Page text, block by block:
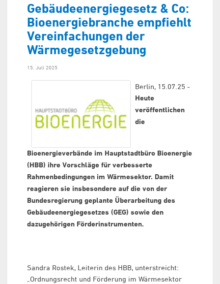
Gebäudeenergiegesetz & Co:
Bioenergiebranche empfiehlt
Vereinfachungen der
Wärmegesetzgebung
15. Juli 2025
Berlin, 15.07.25 -
Heute
veröffentlichen
die
Bioenergieverbände im Hauptstadtbüro Bioenergie
(HBB) ihre Vorschläge für verbesserte
Rahmenbedingungen im Wärmesektor. Damit
reagieren sie insbesondere auf die von der
Bundesregierung geplante Überarbeitung des
Gebäudeenergiegesetzes (GEG) sowie den
dazugehörigen Förderinstrumenten.
Sandra Rostek, Leiterin des HBB, unterstreicht:
„Ordnungsrecht und Förderung im Wärmesektor